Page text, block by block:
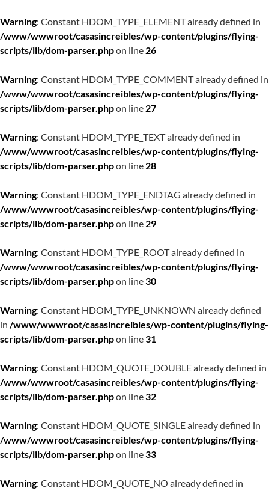
Warning: Constant HDOM_TYPE_ELEMENT already defined in
/www/wwwroot/casasincreibles/wp-content/plugins/flying-
scripts/lib/dom-parser.phpon line 26
Warning: Constant HDOM_TYPE_COMMENT already defined in
/www/wwwroot/casasincreibles/wp-content/plugins/flying-
scripts/lib/dom-parser.phpon line 27
Warning: Constant HDOM_TYPE_TEXT already defined in
/www/wwwroot/casasincreibles/wp-content/plugins/flying-
scripts/lib/dom-parser.phpon line 28
Warning: Constant HDOM_TYPE_ENDTAG already defined in
/www/wwwroot/casasincreibles/wp-content/plugins/flying-
scripts/lib/dom-parser.phpon line 29
Warning: Constant HDOM_TYPE_ROOT already defined in
/www/wwwroot/casasincreibles/wp-content/plugins/flying-
scripts/lib/dom-parser.phpon line30
Warning: Constant HDOM_TYPE_UNKNOWN already defined
in /www/wwwroot/casasincreibles/wp-content/plugins/flying-
scripts/lib/dom-parser.phpon line31
Warning: Constant HDOM_QUOTE_DOUBLE already defined in
/www/wwwroot/casasincreibles/wp-content/plugins/flying-
scripts/lib/dom-parser.phpon line32
Warning: Constant HDOM_QUOTE_SINGLE already defined in
/www/wwwroot/casasincreibles/wp-content/plugins/flying-
scripts/lib/dom-parser.phpon line33
Warning: Constant HDOM_QUOTE_NO already defined in